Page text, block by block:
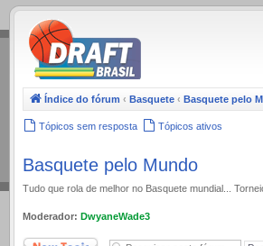
.
Índice do fórum ‹ Basquete ‹ Basquete pelo
Tópicos sem resposta Tópicos ativos
Basquete pelo Mundo
Tudo que rola de melhor no Basquete mundial...
Moderador: DwyaneWade3
Novo Tópico